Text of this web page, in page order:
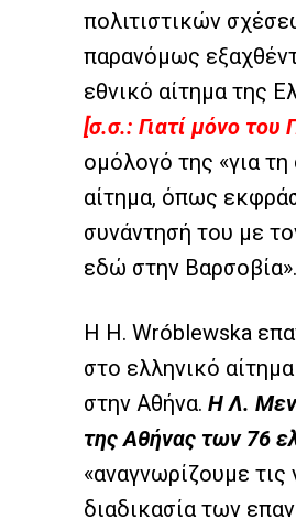
πολιτιστικών
παρανόμως
εθνικό αίτημα της
[σ.σ.: Γιατί μόνο
ομόλογό της «για
αίτημα, όπως
συνάντησή του με
εδώ στην Βαρσοβία».
Η H. Wróblewska
στο ελληνικό
στην Αθήνα. Η Λ.
της Αθήνας των 76
«αναγνωρίζουμε
διαδικασία των